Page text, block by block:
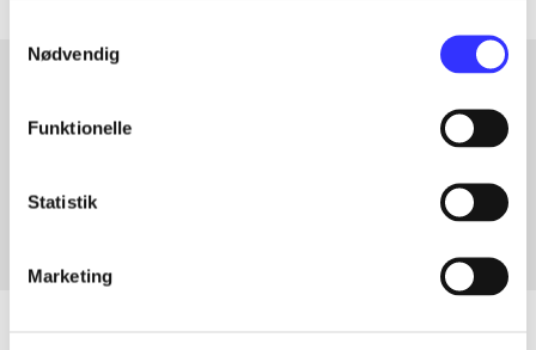
Nødvendig
Funktionelle
Statistik
Marketing
Artikler med samme emner